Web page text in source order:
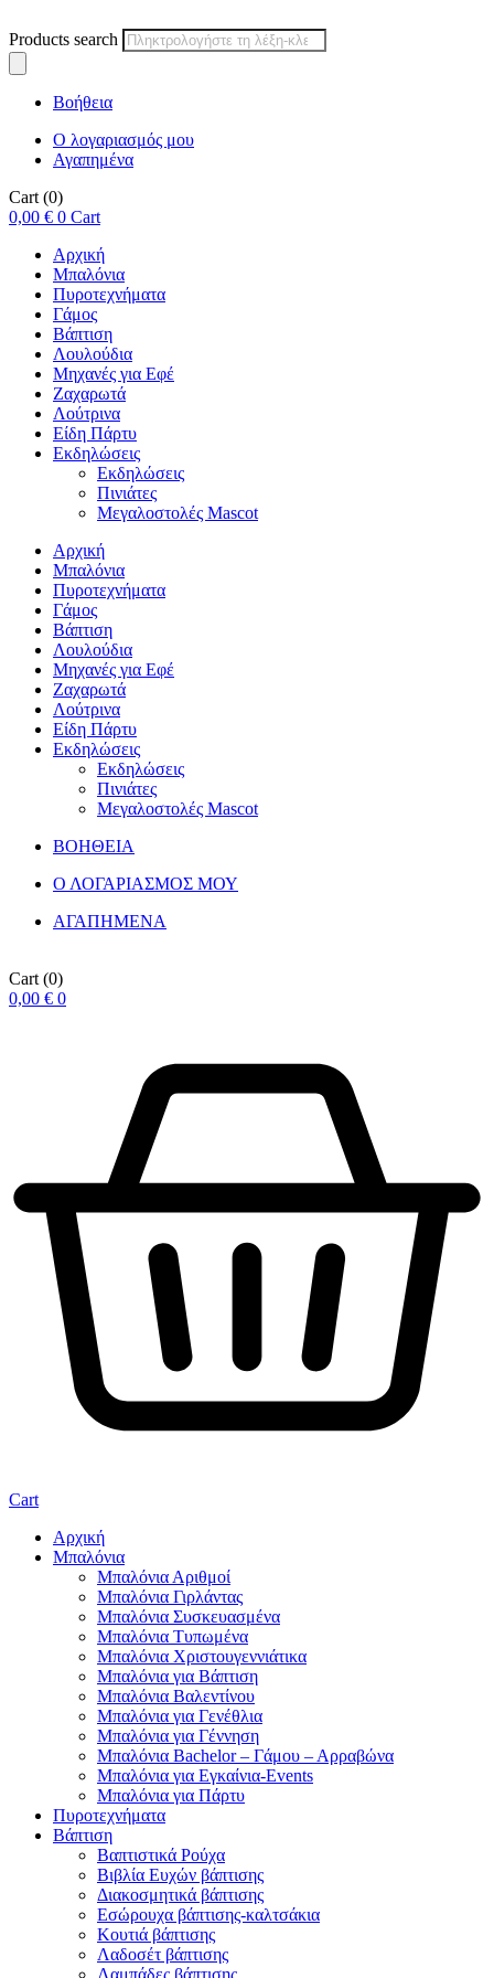
Products search
Βοήθεια
Ο λογαριασμός μου
Αγαπημένα
Cart (0)
0,00 € 0 Cart
Αρχική
Μπαλόνια
Πυροτεχνήματα
Γάμος
Βάπτιση
Λουλούδια
Μηχανές για Εφέ
Ζαχαρωτά
Λούτρινα
Είδη Πάρτυ
Εκδηλώσεις
Εκδηλώσεις
Πινιάτες
Μεγαλοστολές Mascot
Αρχική
Μπαλόνια
Πυροτεχνήματα
Γάμος
Βάπτιση
Λουλούδια
Μηχανές για Εφέ
Ζαχαρωτά
Λούτρινα
Είδη Πάρτυ
Εκδηλώσεις
Εκδηλώσεις
Πινιάτες
Μεγαλοστολές Mascot
ΒΟΗΘΕΙΑ
Ο ΛΟΓΑΡΙΑΣΜΟΣ ΜΟΥ
ΑΓΑΠΗΜΕΝΑ
Cart (0)
0,00 € 0
Cart
Αρχική
Μπαλόνια
Μπαλόνια Αριθμοί
Μπαλόνια Γιρλάντας
Μπαλόνια Συσκευασμένα
Μπαλόνια Τυπωμένα
Μπαλόνια Χριστουγεννιάτικα
Μπαλόνια για Βάπτιση
Μπαλόνια Βαλεντίνου
Μπαλόνια για Γενέθλια
Μπαλόνια για Γέννηση
Μπαλόνια Bachelor – Γάμου – Αρραβώνα
Μπαλόνια για Εγκαίνια-Events
Μπαλόνια για Πάρτυ
Πυροτεχνήματα
Βάπτιση
Βαπτιστικά Ρούχα
Βιβλία Ευχών βάπτισης
Διακοσμητικά βάπτισης
Εσώρουχα βάπτισης-καλτσάκια
Κουτιά βάπτισης
Λαδοσέτ βάπτισης
Λαμπάδες βάπτισης